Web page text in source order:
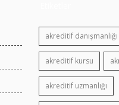
akreditif danışmanlığı
akreditif kursu
akreditif uzmanlığı